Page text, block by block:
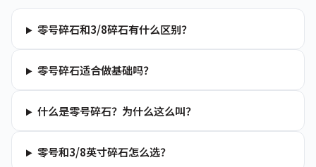
零号碎石和3/8碎石有什么区别？
零号碎石适合做基础吗？
什么是零号碎石？为什么这么叫？
零号和3/8英寸碎石怎么选？